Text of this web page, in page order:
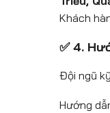
Khách
✅ 4.
Đội ngũ
Hướng